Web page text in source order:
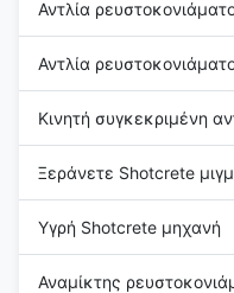
Αντλία
Αντλία
Κινητή συγκεκριμένη
Ξεράνετε Shotcrete
Υγρή Shotcrete μηχανή
Αναμίκτης